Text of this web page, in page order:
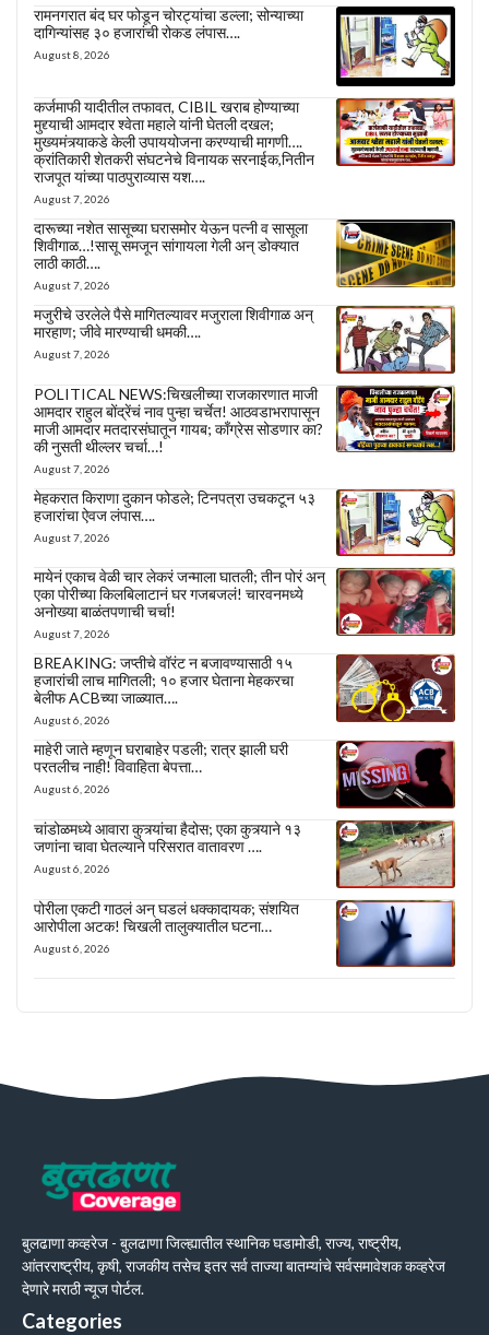
रामनगरात बंद घर फोडून चोरट्यांचा डल्ला; सोन्याच्या
दागिन्यांसह ३० हजारांची रोकड लंपास….
August 8, 2026
कर्जमाफी यादीतील तफावत, CIBIL खराब होण्याच्या
मुद्द्याची आमदार श्वेता महाले यांनी घेतली दखल;
मुख्यमंत्र्याकडे केली उपाययोजना करण्याची मागणी….
क्रांतिकारी शेतकरी संघटनेचे विनायक सरनाईक,नितीन
राजपूत यांच्या पाठपुराव्यास यश….
August 7, 2026
दारूच्या नशेत सासूच्या घरासमोर येऊन पत्नी व सासूला
शिवीगाळ…!सासू समजून सांगायला गेली अन् डोक्यात
लाठी काठी….
August 7, 2026
मजुरीचे उरलेले पैसे मागितल्यावर मजुराला शिवीगाळ अन्
मारहाण; जीवे मारण्याची धमकी….
August 7, 2026
POLITICAL NEWS:चिखलीच्या राजकारणात माजी
आमदार राहुल बोंद्रेंचं नाव पुन्हा चर्चेत! आठवडाभरापासून
माजी आमदार मतदारसंघातून गायब; काँग्रेस सोडणार का?
की नुसती थील्लर चर्चा…!
August 7, 2026
मेहकरात किराणा दुकान फोडले; टिनपत्रा उचकटून ५३
हजारांचा ऐवज लंपास….
August 7, 2026
मायेनं एकाच वेळी चार लेकरं जन्माला घातली; तीन पोरं अन्
एका पोरीच्या किलबिलाटानं घर गजबजलं! चारवनमध्ये
अनोख्या बाळंतपणाची चर्चा!
August 7, 2026
BREAKING: जप्तीचे वॉरंट न बजावण्यासाठी १५
हजारांची लाच मागितली; १० हजार घेताना मेहकरचा
बेलीफ ACBच्या जाळ्यात….
August 6, 2026
माहेरी जाते म्हणून घराबाहेर पडली; रात्र झाली घरी
परतलीच नाही! विवाहिता बेपत्ता…
August 6, 2026
चांडोळमध्ये आवारा कुत्र्यांचा हैदोस; एका कुत्र्याने १३
जणांना चावा घेतल्याने परिसरात वातावरण ….
August 6, 2026
पोरीला एकटी गाठलं अन् घडलं धक्कादायक; संशयित
आरोपीला अटक! चिखली तालुक्यातील घटना…
August 6, 2026
बुलढाणा कव्हरेज - बुलढाणा जिल्ह्यातील स्थानिक घडामोडी, राज्य, राष्ट्रीय,
आंतरराष्ट्रीय, कृषी, राजकीय तसेच इतर सर्व ताज्या बातम्यांचे सर्वसमावेशक कव्हरेज
देणारे मराठी न्यूज पोर्टल.
Categories